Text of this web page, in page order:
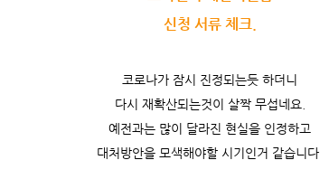
신청 서류 체크.
코로나가 잠시 진정되는듯 하더니
다시 재확산되는것이 살짝 무섭네요.
예전과는 많이 달라진 현실을 인정하고
대처방안을 모색해야할 시기인거 같습니다.